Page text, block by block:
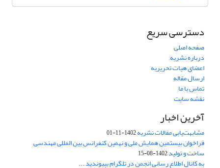
دسترسی سریع
صفحه اصلی
درباره نشریه
اعضای هیات تحریریه
ارسال مقاله
تماس با ما
نقشه سایت
آخرین اخبار
مشابهت‌یابی مقالات نشریه1402-11-01
فراخوان بیستمین همایش ملی و نهمین کنفرانس بین المللی مهندسی
ساخت و تولید1402-08-15
به کانال اطلاع رسانی انجمن در تلگرام بپیوندید ...